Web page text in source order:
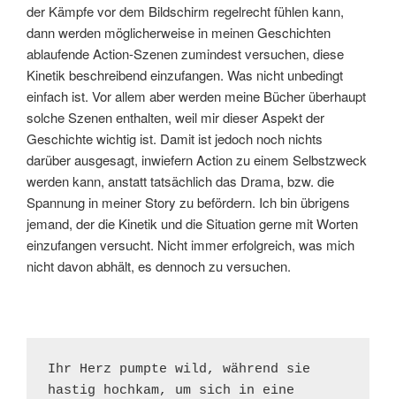
der Kämpfe vor dem Bildschirm regelrecht fühlen kann,
dann werden möglicherweise in meinen Geschichten
ablaufende Action-Szenen zumindest versuchen, diese
Kinetik beschreibend einzufangen. Was nicht unbedingt
einfach ist. Vor allem aber werden meine Bücher überhaupt
solche Szenen enthalten, weil mir dieser Aspekt der
Geschichte wichtig ist. Damit ist jedoch noch nichts
darüber ausgesagt, inwiefern Action zu einem Selbstzweck
werden kann, anstatt tatsächlich das Drama, bzw. die
Spannung in meiner Story zu befördern. Ich bin übrigens
jemand, der die Kinetik und die Situation gerne mit Worten
einzufangen versucht. Nicht immer erfolgreich, was mich
nicht davon abhält, es dennoch zu versuchen.
Ihr Herz pumpte wild, während sie
hastig hochkam, um sich in eine